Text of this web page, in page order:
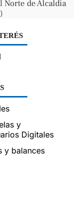
Norte de Alcaldía
y
Digitales
y balances